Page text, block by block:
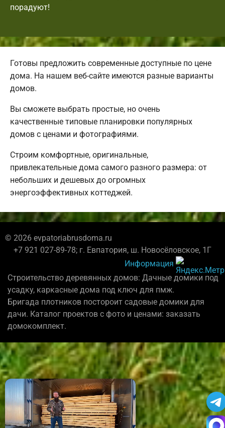
порадуют!
Готовы предложить современные доступные по цене
дома. На нашем веб-сайте имеются разные варианты
домов.
Вы сможете выбрать простые, но очень
качественные типовые планировки популярных
домов с ценами и фотографиями.
Строим комфортные, оригинальные,
привлекательные дома самого разного размера: от
небольших и дешевых до огромных
энергоэффективных коттеджей.
© 2026 evpatoriabrusdoma.ru
+7 921 027-89-78; г. Евпатория, ш. Новосёловское, 1Г
Информация
Строительство деревянных домов: Дачные домики под
усадку, каркасные дома под ключ для пмж.
Бригада плотников постороит садовые домики для
дачи. Каталог проектов с фото и ценами: заказать
домокомплект.